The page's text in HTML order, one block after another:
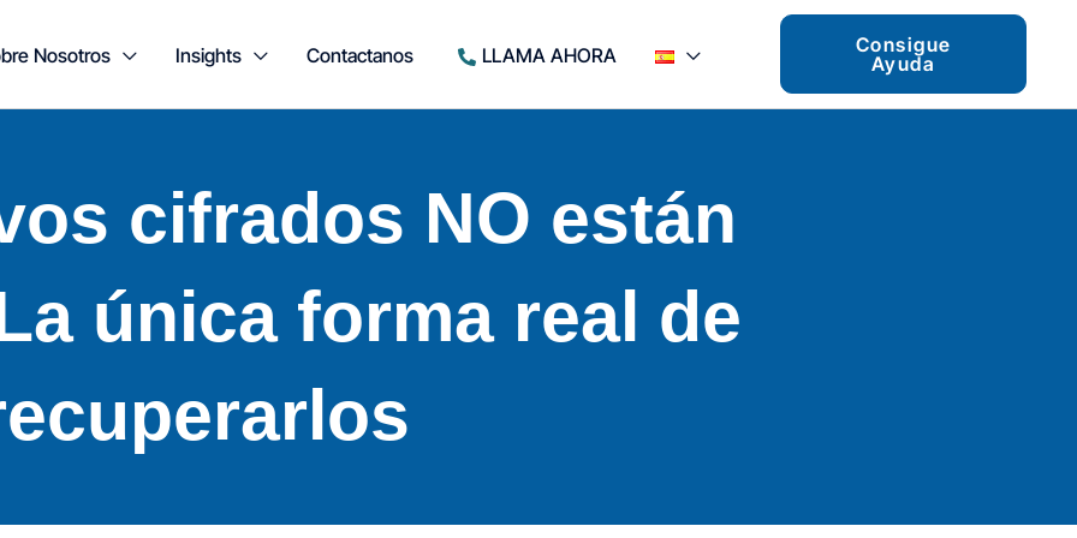
Nosotros Insights Contactanos LLAMA AHORA
Consigue
Ayuda
cifrados NO están
única forma real de